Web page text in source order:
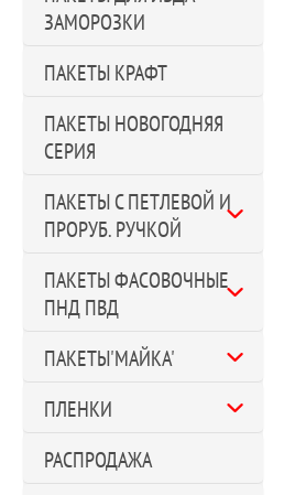
ЗАМОРОЗКИ
ПАКЕТЫ КРАФТ
ПАКЕТЫ НОВОГОДНЯЯ
СЕРИЯ
ПАКЕТЫ С ПЕТЛЕВОЙ И
ПРОРУБ. РУЧКОЙ
ПАКЕТЫ ФАСОВОЧНЫЕ
ПНД ПВД
ПАКЕТЫ'МАЙКА'
ПЛЕНКИ
РАСПРОДАЖА